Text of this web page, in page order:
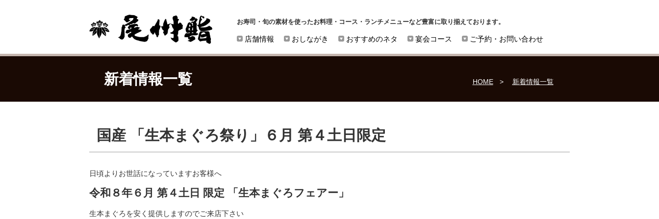
お寿司・旬の素材を使ったお料理・コース・ランチメニューなど豊富に取り揃えております。
店舗情報 おしながき おすすめのネタ 宴会コース ご予約・お問い合わせ
新着情報一覧 HOME 新着情報一覧
国産 「生本まぐろ祭り」６月 第４土日限定
日頃よりお世話になっていますお客様へ
令和８年６月 第４土日 限定 「 生本まぐろフェアー」
生本まぐろを安く提供しますのでご来店下さい